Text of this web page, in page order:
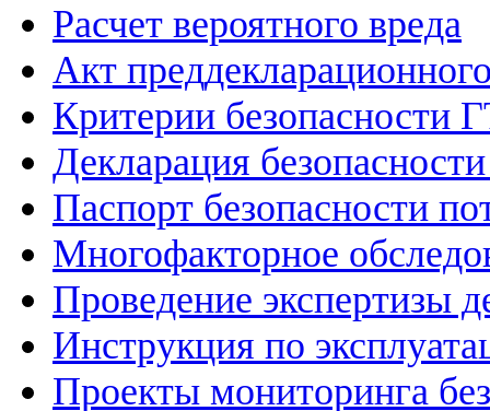
Расчет вероятного вреда
Акт
Критерии безопасности
Декларация
Паспорт безопасности
Многофакторное
Проведение экспертизы
Инструкция по
Проекты мониторинга